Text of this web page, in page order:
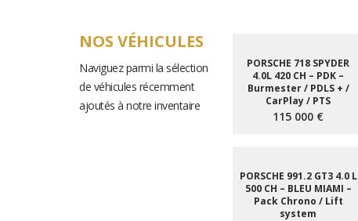
NOS VÉHICULES
Naviguez parmi la sélection
de véhicules récemment
ajoutés à notre inventaire
PORSCHE 718 SPYDER
4.0L 420 CH – PDK –
Burmester / PDLS + /
CarPlay / PTS
115 000 €
PORSCHE 991.2 GT3 4.0 L
500 CH – BLEU MIAMI –
Pack Chrono / Lift
system